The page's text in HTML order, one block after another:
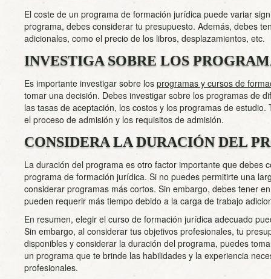
El coste de un programa de formación jurídica puede variar
programa, debes considerar tu presupuesto. Además, debes
adicionales, como el precio de los libros, desplazamientos, etc.
INVESTIGA SOBRE LOS
Es importante investigar sobre los programas y cursos de
tomar una decisión. Debes investigar sobre los programas de
las tasas de aceptación, los costos y los programas de
el proceso de admisión y los requisitos de admisión.
CONSIDERA LA DURACIÓN DEL
La duración del programa es otro factor importante que debes
programa de formación jurídica. Si no puedes permitirte una
considerar programas más cortos. Sin embargo, debes tener
pueden requerir más tiempo debido a la carga de trabajo
En resumen, elegir el curso de formación jurídica adecuado
Sin embargo, al considerar tus objetivos profesionales, tu
disponibles y considerar la duración del programa, puedes
un programa que te brinde las habilidades y la experiencia
profesionales.